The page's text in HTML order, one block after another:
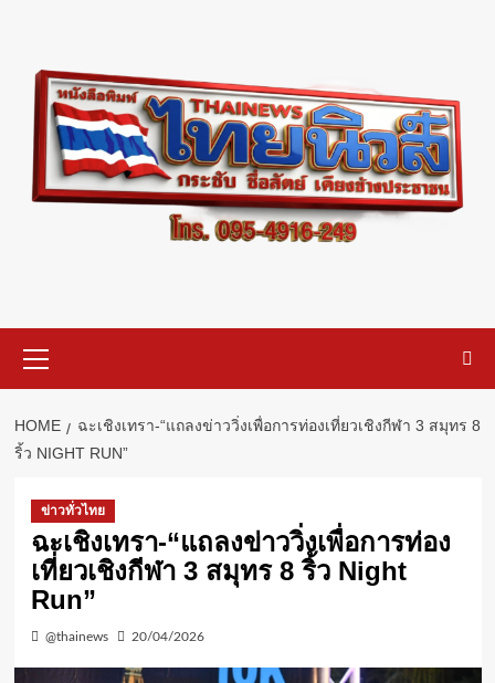
content
Menu
HOME
ฉะเชิงเทรา-“แถลงข่าววิ่งเพื่อการท่องเที่ยวเชิงกีฬา 3 สมุทร 8
ริ้ว NIGHT RUN”
ข่าวทั่วไทย
ฉะเชิงเทรา-“แถลงข่าววิ่งเพื่อการท่อง
เที่ยวเชิงกีฬา 3 สมุทร 8 ริ้ว Night
Run”
@thainews 20/04/2026